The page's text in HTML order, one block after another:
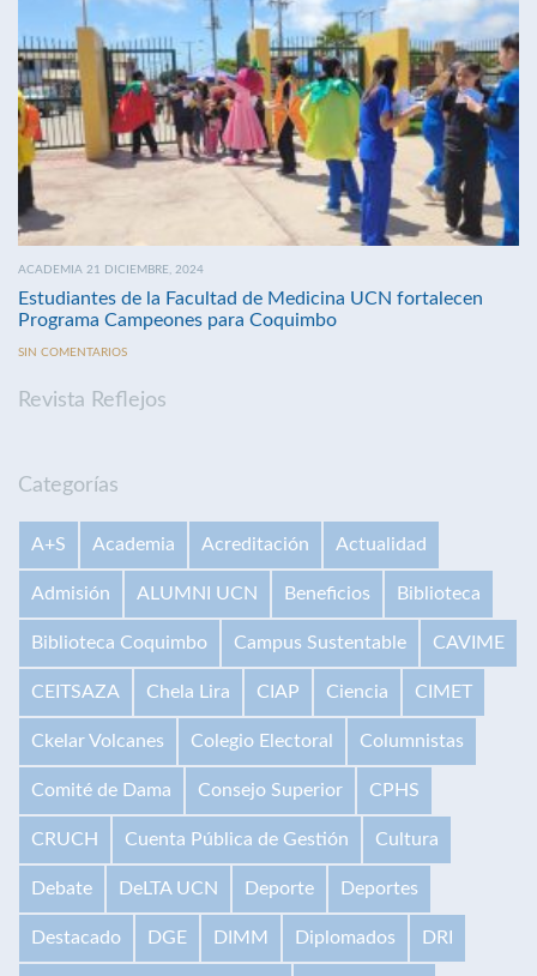
ACADEMIA 21 DICIEMBRE, 2024
Estudiantes de la Facultad de Medicina UCN fortalecen
Programa Campeones para Coquimbo
SIN COMENTARIOS
Revista Reflejos
Categorías
A+S Academia Acreditación Actualidad
Admisión ALUMNI UCN Beneficios Biblioteca
Biblioteca Coquimbo Campus Sustentable CAVIME
CEITSAZA Chela Lira CIAP Ciencia CIMET
Ckelar Volcanes Colegio Electoral Columnistas
Comité de Dama Consejo Superior CPHS
CRUCH Cuenta Pública de Gestión Cultura
Debate DeLTA UCN Deporte Deportes
Destacado DGE DIMM Diplomados DRI